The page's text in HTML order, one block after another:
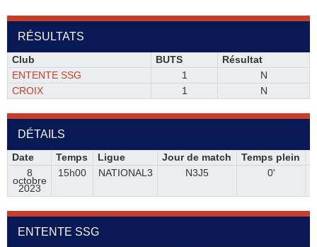
RÉSULTATS
Club BUTS
Résultat
ENTENTE SSG
1
N
CROIX
1 N
DÉTAILS
Date Temps Ligue Jour de match Temps plein
8
octobre
2023
15h00 NATIONAL3 N3J5 0'
ENTENTE SSG